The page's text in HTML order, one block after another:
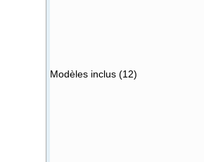
Modèles inclus (12)